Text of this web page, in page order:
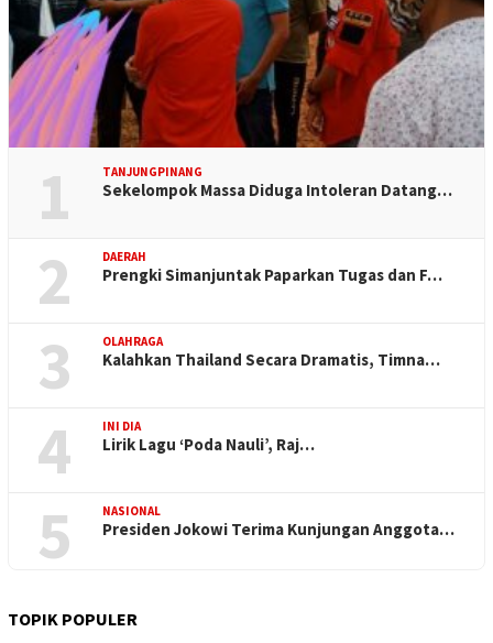
1 TANJUNGPINANG
Sekelompok Massa Diduga Intoleran Datang…
2 DAERAH
Prengki Simanjuntak Paparkan Tugas dan F…
3 OLAHRAGA
Kalahkan Thailand Secara Dramatis, Timna…
4 INI DIA
Lirik Lagu ‘Poda Nauli’, Raj…
5 NASIONAL
Presiden Jokowi Terima Kunjungan Anggota…
TOPIK POPULER